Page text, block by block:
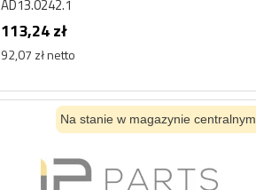
AD13.0242.1
113,24 zł
92,07 zł netto
Na stanie w magazynie centralnym